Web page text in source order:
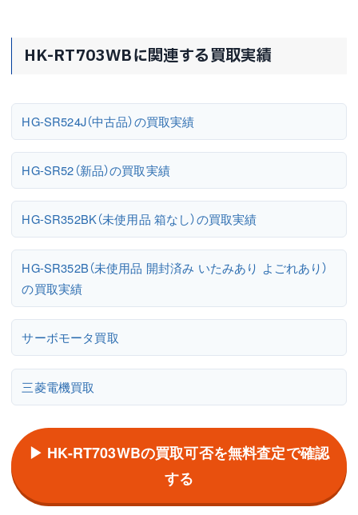
HK-RT703WBに関連する買取実績
HG-SR524J（中古品）の買取実績
HG-SR52（新品）の買取実績
HG-SR352BK（未使用品 箱なし）の買取実績
HG-SR352B（未使用品 開封済み いたみあり よごれあり）
の買取実績
サーボモータ買取
三菱電機買取
▶ HK-RT703WBの買取可否を無料査定で確認
する